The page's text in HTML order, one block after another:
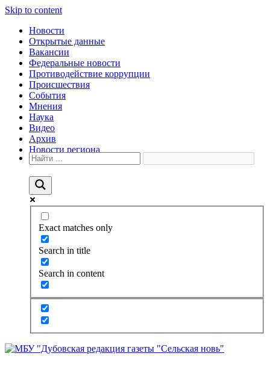
Skip to content
Новости
Открытые данные
Вакансии
Федеральные новости
Противодействие коррупции
Происшествия
События
Мнения
Наука
Видео
Архив
Новости региона
Exact matches only
Search in title
Search in content